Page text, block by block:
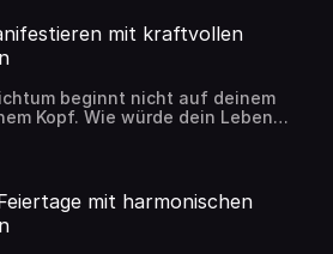
zu innerer Klarheit finden Die
sind wie Anker […]
mit kraftvollen
beginnt nicht auf deinem
Kopf. Wie würde dein Leben
Mangeldenken hinter dir lässt
natürliche Realität wäre?
Affirmationen Die
Folge helfen dir, dein Bewusstsein
mit harmonischen